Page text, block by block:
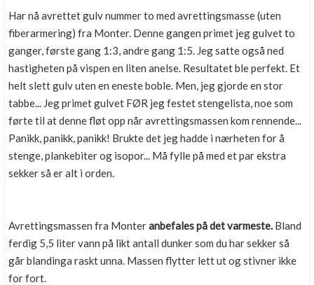
Har nå avrettet gulv nummer to med avrettingsmasse (uten
fiberarmering) fra Monter. Denne gangen primet jeg gulvet to
ganger, første gang 1:3, andre gang 1:5. Jeg satte også ned
hastigheten på vispen en liten anelse. Resultatet ble perfekt. Et
helt slett gulv uten en eneste boble. Men, jeg gjorde en stor
tabbe... Jeg primet gulvet FØR jeg festet stengelista, noe som
førte til at denne fløt opp når avrettingsmassen kom rennende...
Panikk, panikk, panikk! Brukte det jeg hadde i nærheten for å
stenge, plankebiter og isopor... Må fylle på med et par ekstra
sekker så er alt i orden.
Avrettingsmassen fra Monteranbefales på det varmeste. Bland
ferdig 5,5 liter vann på likt antall dunker som du har sekker så
går blandinga raskt unna. Massen flytter lett ut og stivner ikke
for fort.